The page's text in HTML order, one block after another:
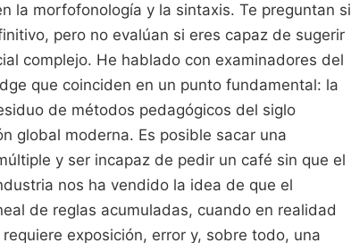
la morfofonología y la sintaxis. Te preguntan si
pero no evalúan si eres capaz de sugerir
complejo. He hablado con examinadores del
que coinciden en un punto fundamental: la
de métodos pedagógicos del siglo
global moderna. Es posible sacar una
y ser incapaz de pedir un café sin que el
nos ha vendido la idea de que el
de reglas acumuladas, cuando en realidad
exposición, error y, sobre todo, una